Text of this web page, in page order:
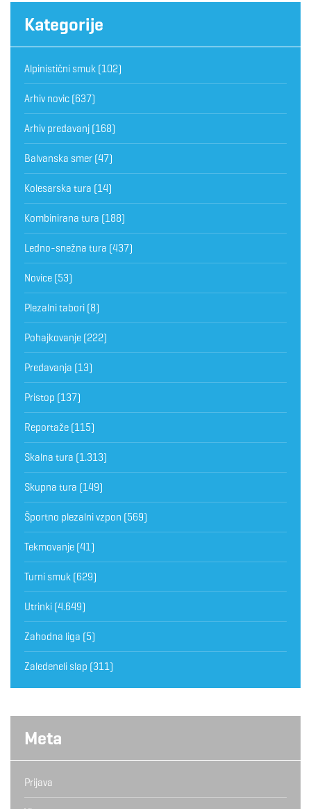
Kategorije
Alpinistični smuk (102)
Arhiv novic (637)
Arhiv predavanj (168)
Balvanska smer (47)
Kolesarska tura (14)
Kombinirana tura (188)
Ledno-snežna tura (437)
Novice (53)
Plezalni tabori (8)
Pohajkovanje (222)
Predavanja (13)
Pristop (137)
Reportaže (115)
Skalna tura (1.313)
Skupna tura (149)
Športno plezalni vzpon (569)
Tekmovanje (41)
Turni smuk (629)
Utrinki (4.649)
Zahodna liga (5)
Zaledeneli slap (311)
Meta
Prijava